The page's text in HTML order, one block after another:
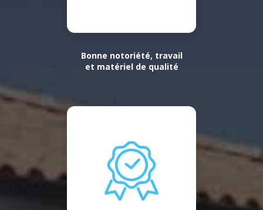
Bonne notoriété, travail
et matériel de qualité